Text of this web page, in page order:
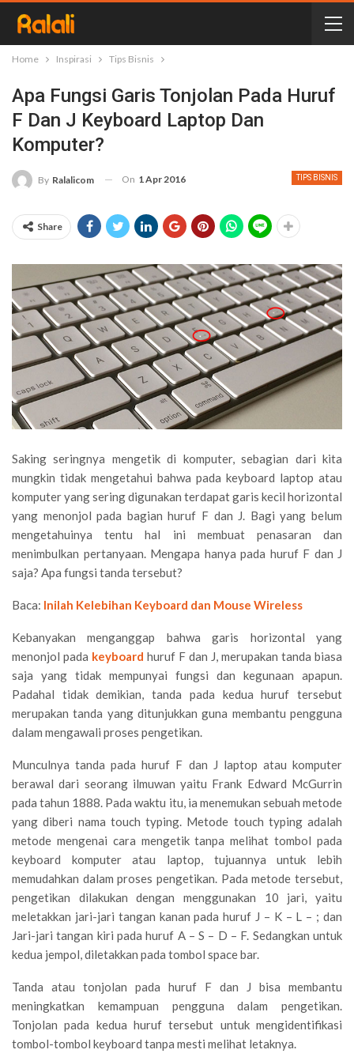
Home Inspirasi Tips Bisnis
Apa Fungsi Garis Tonjolan Pada Huruf
F Dan J Keyboard Laptop Dan
Komputer?
TIPS BISNIS
By Ralalicom On 1 Apr 2016
Share
Saking seringnya mengetik di komputer, sebagian dari kita
mungkin tidak mengetahui bahwa pada keyboard laptop atau
komputer yang sering digunakan terdapat garis kecil horizontal
yang menonjol pada bagian huruf F dan J. Bagi yang belum
mengetahuinya tentu hal ini membuat penasaran dan
menimbulkan pertanyaan. Mengapa hanya pada huruf F dan J
saja? Apa fungsi tanda tersebut?
Baca: Inilah Kelebihan Keyboard dan Mouse Wireless
Kebanyakan menganggap bahwa garis horizontal yang
menonjol pada keyboard huruf F dan J, merupakan tanda biasa
saja yang tidak mempunyai fungsi dan kegunaan apapun.
Padahal tidak demikian, tanda pada kedua huruf tersebut
merupakan tanda yang ditunjukkan guna membantu pengguna
dalam mengawali proses pengetikan.
Munculnya tanda pada huruf F dan J laptop atau komputer
berawal dari seorang ilmuwan yaitu Frank Edward McGurrin
pada tahun 1888. Pada waktu itu, ia menemukan sebuah metode
yang diberi nama touch typing. Metode touch typing adalah
metode mengenai cara mengetik tanpa melihat tombol pada
keyboard komputer atau laptop, tujuannya untuk lebih
memudahkan dalam proses pengetikan. Pada metode tersebut,
pengetikan dilakukan dengan menggunakan 10 jari, yaitu
meletakkan jari-jari tangan kanan pada huruf J – K – L – ; dan
Jari-jari tangan kiri pada huruf A – S – D – F. Sedangkan untuk
kedua jempol, diletakkan pada tombol space bar.
Tanda atau tonjolan pada huruf F dan J bisa membantu
meningkatkan kemampuan pengguna dalam pengetikan.
Tonjolan pada kedua huruf tersebut untuk mengidentifikasi
tombol-tombol keyboard tanpa mesti melihat letaknya.